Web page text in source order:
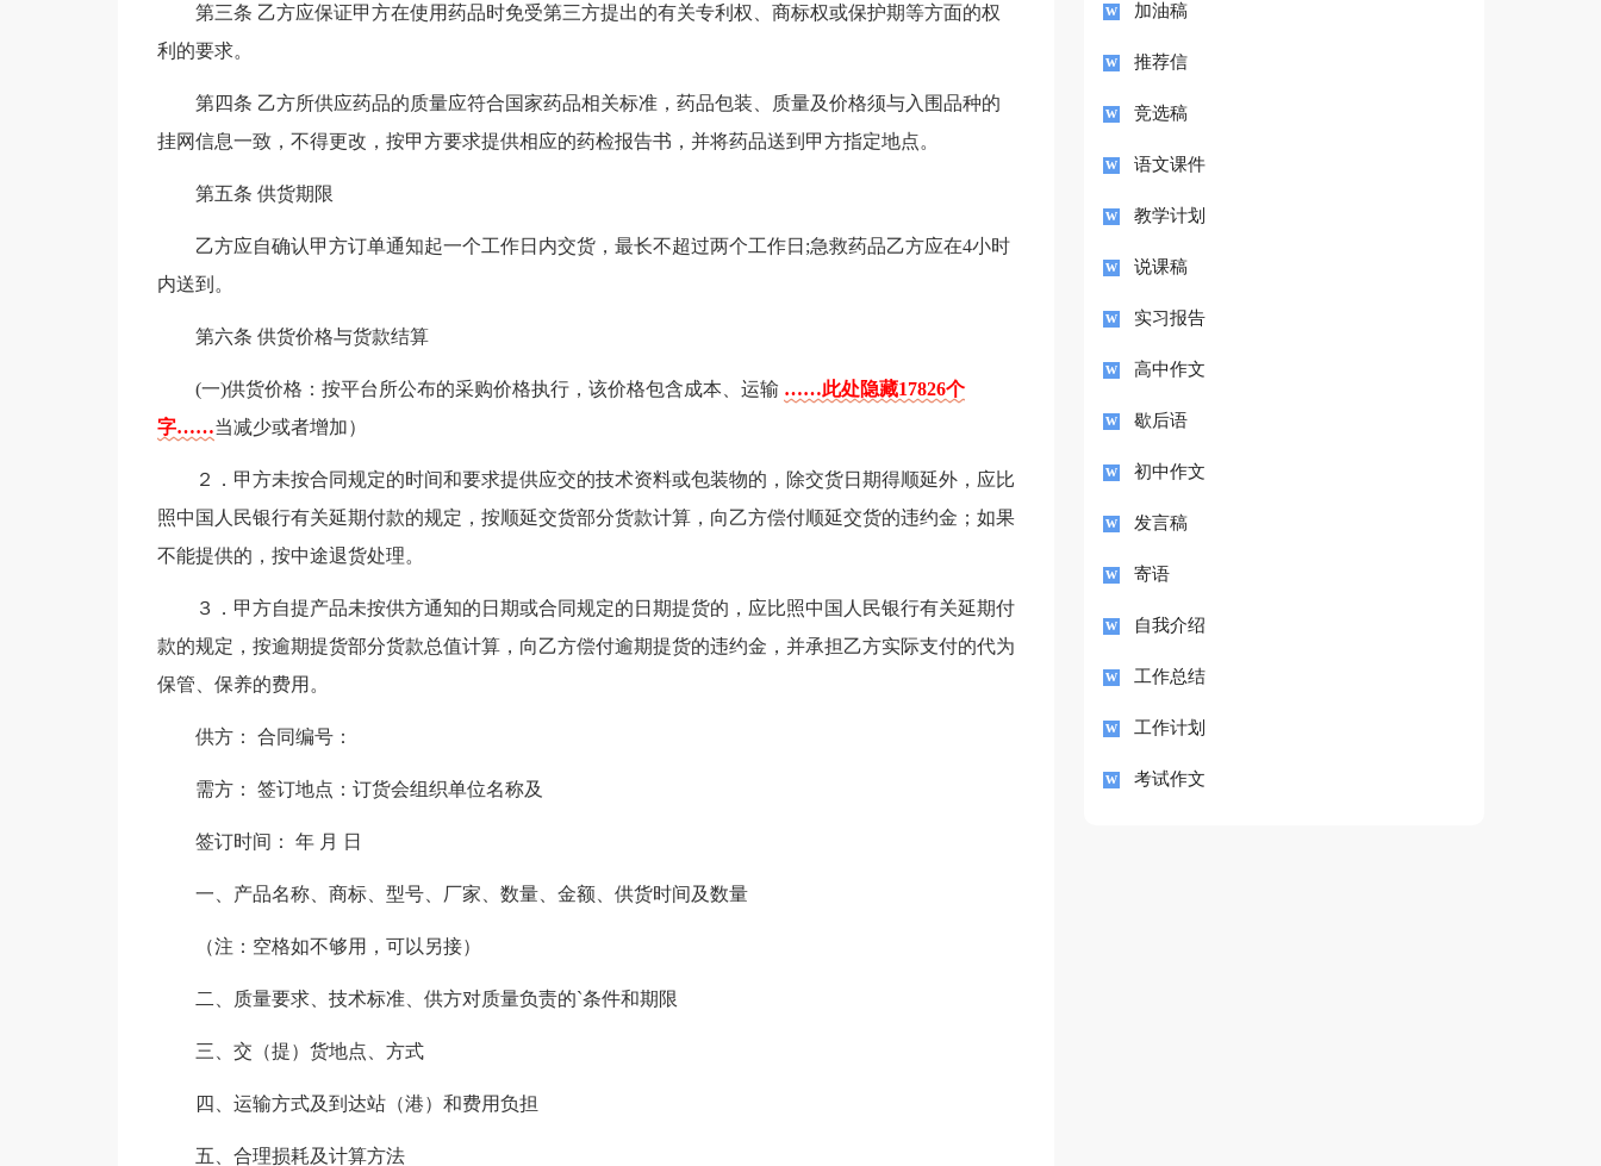
第三条 乙方应保证甲方在使用药品时免受第三方提出的有关专利权、商标权或保护期等方面的权
利的要求。
第四条 乙方所供应药品的质量应符合国家药品相关标准，药品包装、质量及价格须与入围品种的
挂网信息一致，不得更改，按甲方要求提供相应的药检报告书，并将药品送到甲方指定地点。
第五条 供货期限
乙方应自确认甲方订单通知起一个工作日内交货，最长不超过两个工作日;急救药品乙方应在4小时
内送到。
第六条 供货价格与货款结算
(一)供货价格：按平台所公布的采购价格执行，该价格包含成本、运输 ……此处隐藏17826个
字……当减少或者增加）
２．甲方未按合同规定的时间和要求提供应交的技术资料或包装物的，除交货日期得顺延外，应比
照中国人民银行有关延期付款的规定，按顺延交货部分货款计算，向乙方偿付顺延交货的违约金；如果
不能提供的，按中途退货处理。
３．甲方自提产品未按供方通知的日期或合同规定的日期提货的，应比照中国人民银行有关延期付
款的规定，按逾期提货部分货款总值计算，向乙方偿付逾期提货的违约金，并承担乙方实际支付的代为
保管、保养的费用。
供方： 合同编号：
需方： 签订地点：订货会组织单位名称及
签订时间： 年 月 日
一、产品名称、商标、型号、厂家、数量、金额、供货时间及数量
（注：空格如不够用，可以另接）
二、质量要求、技术标准、供方对质量负责的`条件和期限
三、交（提）货地点、方式
四、运输方式及到达站（港）和费用负担
五、合理损耗及计算方法
加油稿
推荐信
竞选稿
语文课件
教学计划
说课稿
实习报告
高中作文
歇后语
初中作文
发言稿
寄语
自我介绍
工作总结
工作计划
考试作文